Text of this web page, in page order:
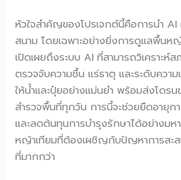
หัวใจสำคัญของโปรเจกต์นี้คือการนำ AI
สนาม โดยเฉพาะอย่างยิ่งการดูแลพื้น
เปิดเผยถึงระบบ AI ที่สามารถวิเคราะห์
ตรวจจับความชื้น แร่ธาตุ และระดับความ
ให้น้ำและปุ๋ยอย่างแม่นยำ พร้อมส่งโดรน
สำรวจพื้นที่ทุกวัน การนี้จะช่วยยืดอายุก
และลดต้นทุนการบำรุงรักษาได้อย่างมห
หญ้าเทียมที่ต้องเผชิญกับปัญหาการสะส
ที่มากกว่า